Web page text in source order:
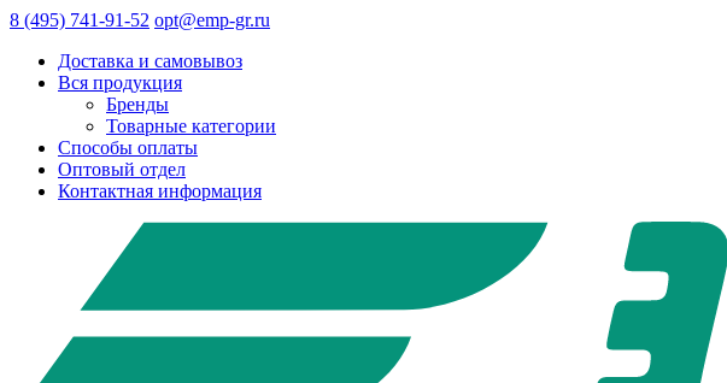
8 (495) 741-91-52 opt@emp-gr.ru
Доставка и самовывоз
Вся продукция
Бренды
Товарные категории
Способы оплаты
Оптовый отдел
Контактная информация